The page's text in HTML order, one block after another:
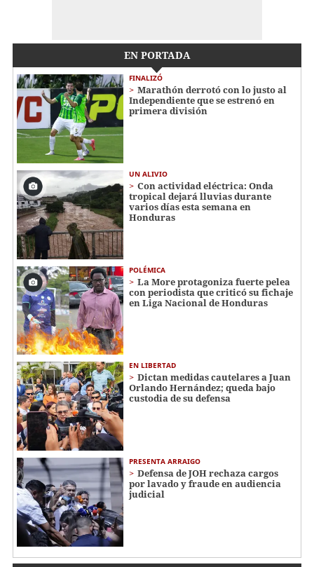
EN PORTADA
FINALIZÓ
Marathón derrotó con lo justo al
Independiente que se estrenó en
primera división
UN ALIVIO
Con actividad eléctrica: Onda
tropical dejará lluvias durante
varios días esta semana en
Honduras
POLÉMICA
La More protagoniza fuerte pelea
con periodista que criticó su fichaje
en Liga Nacional de Honduras
EN LIBERTAD
Dictan medidas cautelares a Juan
Orlando Hernández; queda bajo
custodia de su defensa
PRESENTA ARRAIGO
Defensa de JOH rechaza cargos
por lavado y fraude en audiencia
judicial